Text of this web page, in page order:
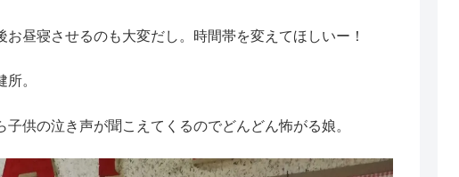
昼寝させるのも大変だし。時間帯を変えてほしいー！
。
供の泣き声が聞こえてくるのでどんどん怖がる娘。